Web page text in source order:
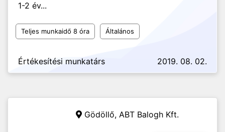
1-2 év...
Teljes munkaidő 8 óra Általános
Értékesítési munkatárs 2019. 08. 02.
Gödöllő, ABT Balogh Kft.